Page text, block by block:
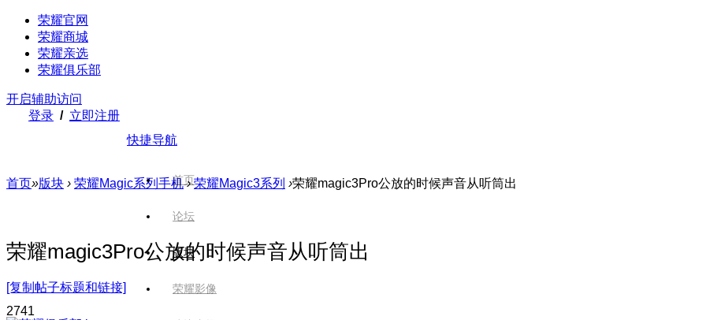
荣耀官网
荣耀商城
荣耀亲选
荣耀俱乐部
开启辅助访问
登录 / 立即注册
快捷导航
首页
论坛
版块
荣耀影像
首页»版块 › 荣耀Magic系列手机 › 荣耀Magic3系列 ›荣耀magic3Pro公放的时候声音从听筒出
荣耀magic3Pro公放的时候声音从听筒出
[复制帖子标题和链接]
2741